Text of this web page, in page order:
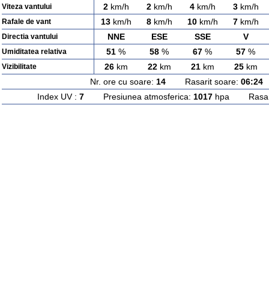
Viteza vantului 2km/h 2km/h 4km/h 3km/h
Rafale de vant 13km/h 8km/h 10km/h 7km/h
Directia vantului NNE ESE SSE V
Umiditatea relativa 51 % 58 % 67 % 57 %
Vizibilitate 26km 22km 21km 25km
Nr. ore cu soare: 14Rasarit soare: 06:24
Index UV : 7Presiunea atmosferica: 1017hpa